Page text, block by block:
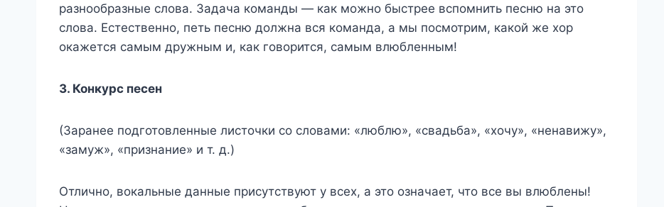
разнообразные слова. Задача команды — как можно быстрее вспомнить песню на это
слова. Естественно, петь песню должна вся команда, а мы посмотрим, какой же хор
окажется самым дружным и, как говорится, самым влюбленным!
3. Конкурс песен
(Заранее подготовленные листочки со словами: «люблю», «свадьба», «хочу», «ненавижу»,
«замуж», «признание» и т. д.)
Отлично, вокальные данные присутствуют у всех, а это означает, что все вы влюблены!